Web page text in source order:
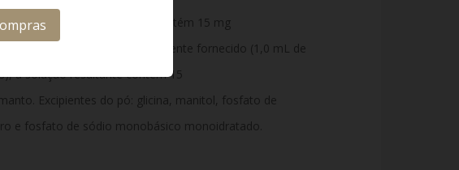
com pó liofilizado injetável contém 15 mg
a reconstituição com o diluente fornecido (1,0 mL de
a solução resultante contém 15
Excipientes do pó: glicina, manitol, fosfato de
e fosfato de sódio monobásico monoidratado.